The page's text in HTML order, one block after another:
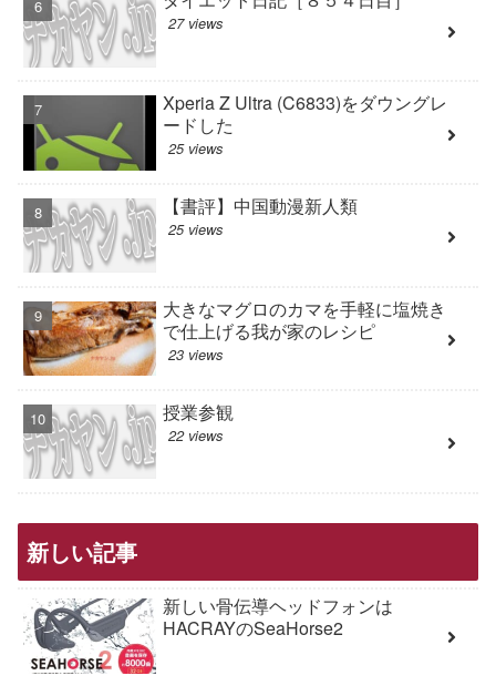
27 views
Xperia Z Ultra (C6833)をダウングレ
ードした
25 views
【書評】中国動漫新人類
25 views
大きなマグロのカマを手軽に塩焼き
で仕上げる我が家のレシピ
23 views
授業参観
22 views
新しい記事
新しい骨伝導ヘッドフォンは
HACRAYのSeaHorse2